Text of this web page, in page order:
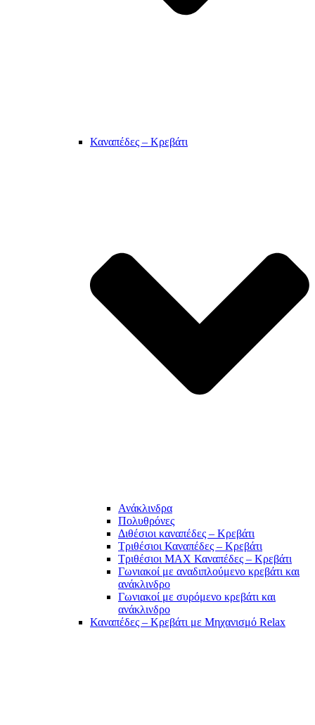
Καναπέδες – Κρεβάτι
Ανάκλινδρα
Πολυθρόνες
Διθέσιοι καναπέδες – Κρεβάτι
Τριθέσιοι Καναπέδες – Κρεβάτι
Τριθέσιοι MAX Καναπέδες – Κρεβάτι
Γωνιακοί με αναδιπλούμενο κρεβάτι και
ανάκλινδρο
Γωνιακοί με συρόμενο κρεβάτι και
ανάκλινδρο
Καναπέδες – Κρεβάτι με Μηχανισμό Relax